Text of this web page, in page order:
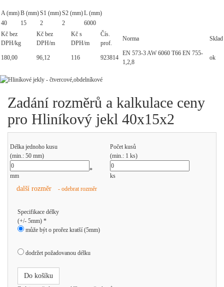
A (mm)B (mm)S1 (mm)S2 (mm)L (mm)
40
15 2 2
6000
Kč bez
DPH/kg
Kč bez
DPH/m
Kč s
DPH/m
Čís.
prof.
Norma Sklad
180,00 96,12 116 923814
EN 573-3 AW 6060 T66 EN 755-
1,2,8
ok
Zadání rozměrů a kalkulace ceny
pro Hliníkový jekl 40x15x2
Délka jednoho kusu
(min.: 50 mm)
Počet kusů
(min.: 1 ks)
mm
*
ks
další rozměr - odebrat rozměr
Specifikace délky
(+/- 5mm) *
může být o prořez kratší (5mm)
dodržet požadovanou délku
Do košíku